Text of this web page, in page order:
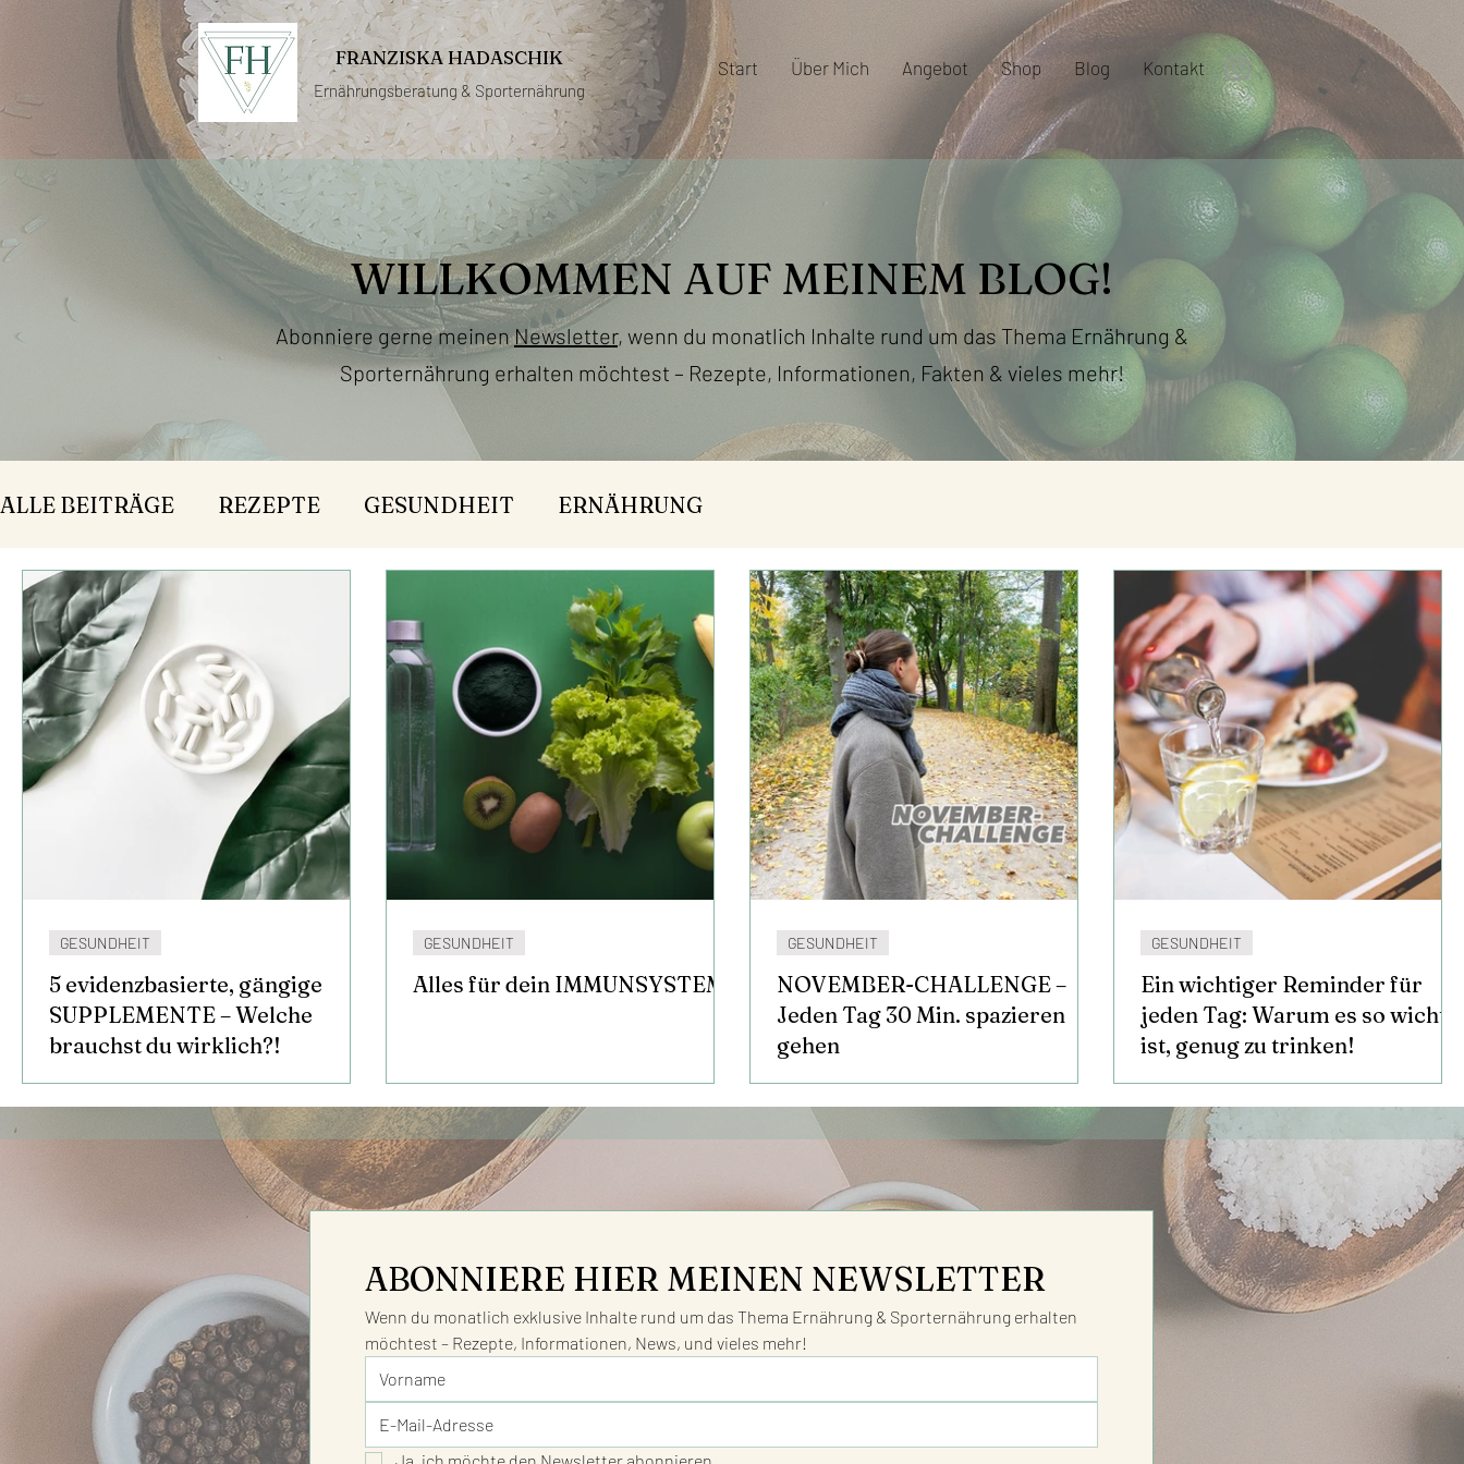
FRANZISKA HADASCHIK
Ernährungsberatung & Sporternährung
Start Über Mich Angebot Shop Blog Kontakt
WILLKOMMEN AUF MEINEM BLOG!
Abonniere gerne meinenNewsletter, wenn du monatlich Inhalte rund um das Thema Ernährung &
Sporternährung erhalten möchtest – Rezepte, Informationen, Fakten & vieles mehr!
ALLE BEITRÄGE REZEPTE GESUNDHEIT ERNÄHRUNG
5 evidenzbasierte, gängige
SUPPLEMENTE – Welche
brauchst du wirklich?!
GESUNDHEIT
Alles für dein IMMUNSYSTEM!
GESUNDHEIT
NOVEMBER-CHALLENGE –
Jeden Tag 30 Min. spazieren
gehen
GESUNDHEIT
Ein wichtiger Reminder für
jeden Tag: Warum es so
ist, genug zu trinken!
GESUNDHEIT
ABONNIERE HIER MEINEN NEWSLETTER
Wenn du monatlich exklusive Inhalte rund um das Thema Ernährung & Sporternährung erhalten
möchtest – Rezepte, Informationen, News, und vieles mehr!